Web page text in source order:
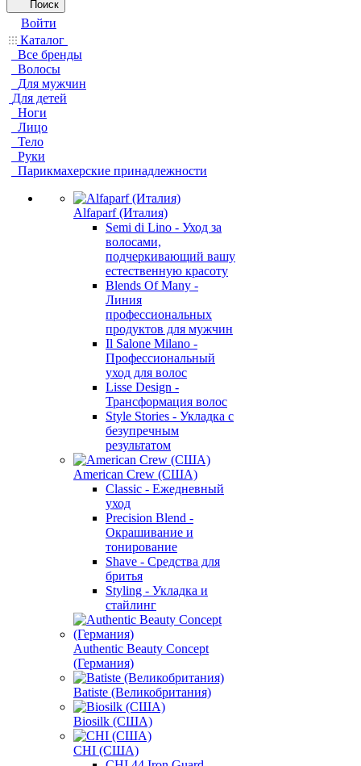
Поиск
Войти
Каталог
Все бренды
Волосы
Для мужчин
Для детей
Ноги
Лицо
Тело
Руки
Парикмахерские принадлежности
Alfaparf (Италия)
Semi di Lino - Уход за
волосами,
подчеркивающий вашу
естественную красоту
Blends Of Many -
Линия
профессиональных
продуктов для мужчин
Il Salone Milano -
Профессиональный
уход для волос
Lisse Design -
Трансформация волос
Style Stories - Укладка с
безупречным
результатом
American Crew (США)
Classic - Ежедневный
уход
Precision Blend -
Окрашивание и
тонирование
Shave - Средства для
бритья
Styling - Укладка и
стайлинг
Authentic Beauty Concept
(Германия)
Batiste (Великобритания)
Biosilk (США)
CHI (США)